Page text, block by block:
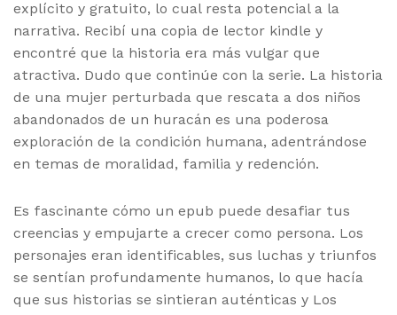
explícito y gratuito, lo cual resta potencial a la
narrativa. Recibí una copia de lector kindle y
encontré que la historia era más vulgar que
atractiva. Dudo que continúe con la serie. La historia
de una mujer perturbada que rescata a dos niños
abandonados de un huracán es una poderosa
exploración de la condición humana, adentrándose
en temas de moralidad, familia y redención.
Es fascinante cómo un epub puede desafiar tus
creencias y empujarte a crecer como persona. Los
personajes eran identificables, sus luchas y triunfos
se sentían profundamente humanos, lo que hacía
que sus historias se sintieran auténticas y Los